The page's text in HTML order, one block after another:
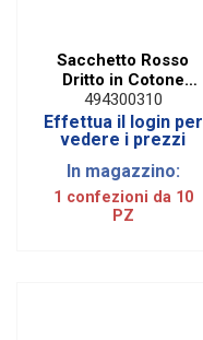
Sacchetto Rosso
Dritto in Cotone
Rilievo (10 PZ)
494300310
Effettua il login per
vedere i prezzi
In magazzino:
1 confezioni da 10
PZ